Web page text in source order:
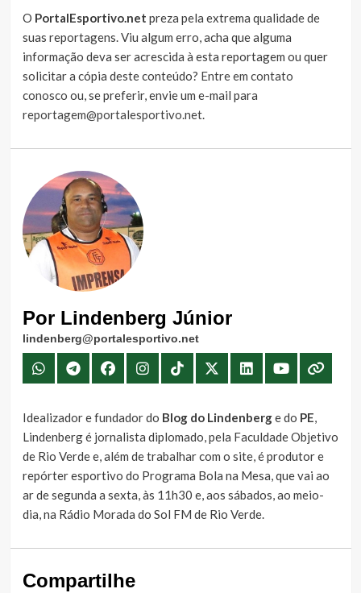
O PortalEsportivo.net preza pela extrema qualidade de
suas reportagens. Viu algum erro, acha que alguma
informação deva ser acrescida à esta reportagem ou quer
solicitar a cópia deste conteúdo? Entre em contato
conosco ou, se preferir, envie um e-mail para
reportagem@portalesportivo.net.
Por Lindenberg Júnior
lindenberg@portalesportivo.net
Idealizador e fundador do Blog do Lindenberge do PE,
Lindenberg é jornalista diplomado, pela Faculdade Objetivo
de Rio Verde e, além de trabalhar com o site, é produtor e
repórter esportivo do Programa Bola na Mesa, que vai ao
ar de segunda a sexta, às 11h30 e, aos sábados, ao meio-
dia, na Rádio Morada do Sol FM de Rio Verde.
Compartilhe